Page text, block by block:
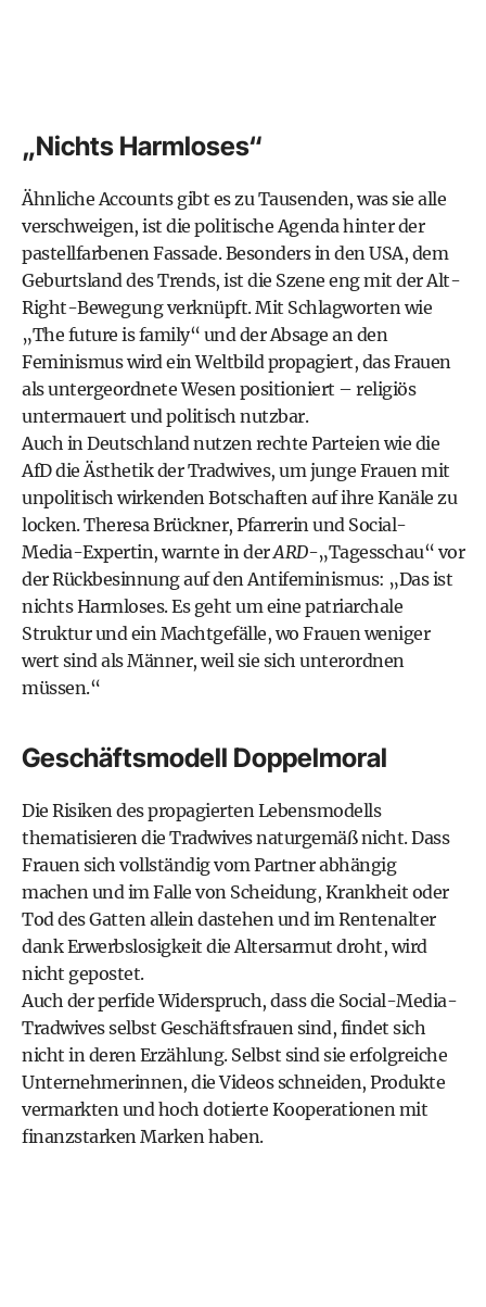
„Nichts Harmloses“
Ähnliche Accounts gibt es zu Tausenden, was sie alle
verschweigen, ist die politische Agenda hinter der
pastellfarbenen Fassade. Besonders in den USA, dem
Geburtsland des Trends, ist die Szene eng mit der Alt-
Right-Bewegung verknüpft. Mit Schlagworten wie
„The future is family“ und der Absage an den
Feminismus wird ein Weltbild propagiert, das Frauen
als untergeordnete Wesen positioniert – religiös
untermauert und politisch nutzbar.
Auch in Deutschland nutzen rechte Parteien wie die
AfD die Ästhetik der Tradwives, um junge Frauen mit
unpolitisch wirkenden Botschaften auf ihre Kanäle zu
locken. Theresa Brückner, Pfarrerin und Social-
Media-Expertin, warnte in derARD-„Tagesschau“ vor
der Rückbesinnung auf den Antifeminismus: „Das ist
nichts Harmloses. Es geht um eine patriarchale
Struktur und ein Machtgefälle, wo Frauen weniger
wert sind als Männer, weil sie sich unterordnen
müssen.“
Geschäftsmodell Doppelmoral
Die Risiken des propagierten Lebensmodells
thematisieren die Tradwives naturgemäß nicht. Dass
Frauen sich vollständig vom Partner abhängig
machen und im Falle von Scheidung, Krankheit oder
Tod des Gatten allein dastehen und im Rentenalter
dank Erwerbslosigkeit die Altersarmut droht, wird
nicht gepostet.
Auch der perfide Widerspruch, dass die Social-Media-
Tradwives selbst Geschäftsfrauen sind, findet sich
nicht in deren Erzählung. Selbst sind sie erfolgreiche
Unternehmerinnen, die Videos schneiden, Produkte
vermarkten und hoch dotierte Kooperationen mit
finanzstarken Marken haben.